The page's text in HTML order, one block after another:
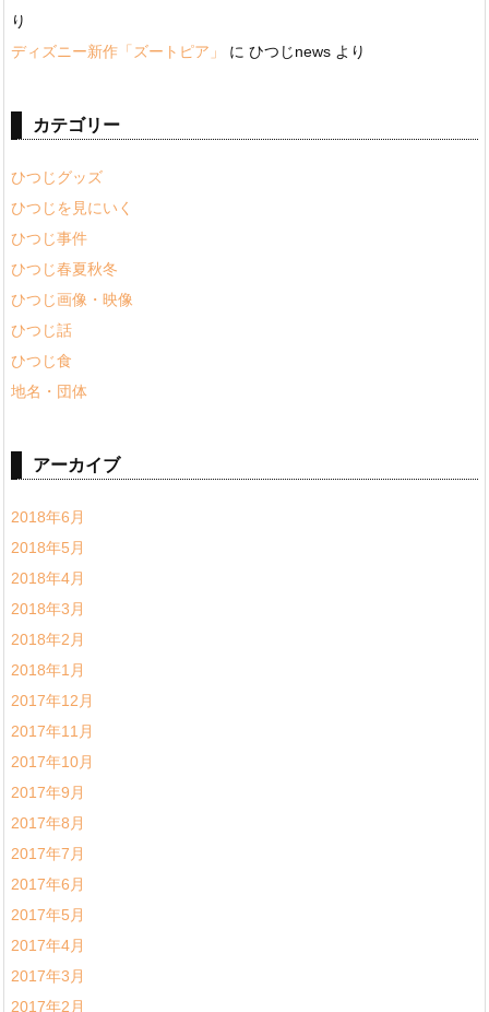
り
ディズニー新作「ズートピア」
に ひつじnews より
カテゴリー
ひつじグッズ
ひつじを見にいく
ひつじ事件
ひつじ春夏秋冬
ひつじ画像・映像
ひつじ話
ひつじ食
地名・団体
アーカイブ
2018年6月
2018年5月
2018年4月
2018年3月
2018年2月
2018年1月
2017年12月
2017年11月
2017年10月
2017年9月
2017年8月
2017年7月
2017年6月
2017年5月
2017年4月
2017年3月
2017年2月